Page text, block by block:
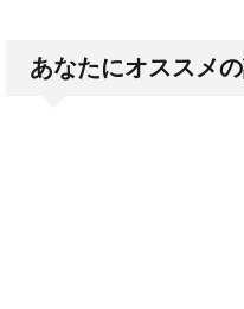
あなたにオススメ